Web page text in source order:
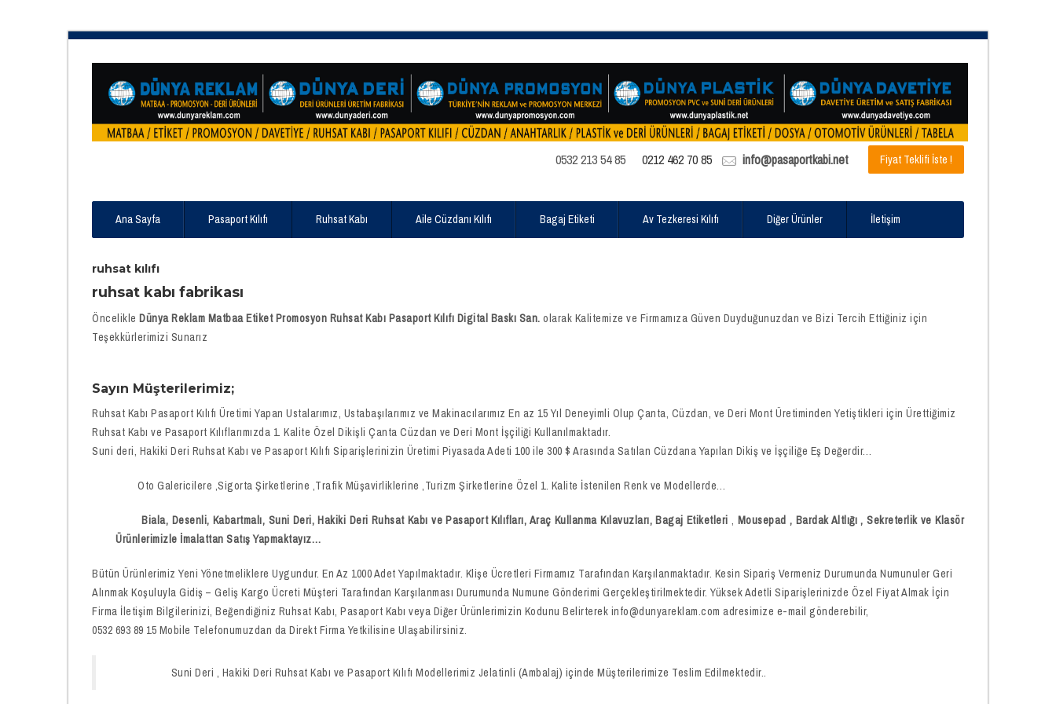
0532 213 54 85 0212 462 70 85 info@pasaportkabi.net Fiyat Teklifi İste !
Ana Sayfa Pasaport Kılıfı Ruhsat Kabı Aile Cüzdanı Kılıfı Bagaj Etiketi Av Tezkeresi Kılıfı Diğer Ürünler İletişim
ruhsat kılıfı
ruhsat kabı fabrikası
Öncelikle Dünya Reklam Matbaa Etiket Promosyon Ruhsat Kabı Pasaport Kılıfı Digital Baskı San. olarak Kalitemize ve Firmamıza Güven Duyduğunuzdan ve Bizi Tercih Ettiğiniz için
Teşekkürlerimizi Sunarız
Sayın Müşterilerimiz;
Ruhsat Kabı Pasaport Kılıfı Üretimi Yapan Ustalarımız, Ustabaşılarımız ve Makinacılarımız En az 15 Yıl Deneyimli Olup Çanta, Cüzdan, ve Deri Mont Üretiminden Yetiştikleri için Ürettiğimiz
Ruhsat Kabı ve Pasaport Kılıflarımızda 1. Kalite Özel Dikişli Çanta Cüzdan ve Deri Mont İşçiliği Kullanılmaktadır.
Suni deri, Hakiki Deri Ruhsat Kabı ve Pasaport Kılıfı Siparişlerinizin Üretimi Piyasada Adeti 100 ile 300 $ Arasında Satılan Cüzdana Yapılan Dikiş ve İşçiliğe Eş Değerdir…
Oto Galericilere ,Sigorta Şirketlerine ,Trafik Müşavirliklerine ,Turizm Şirketlerine Özel 1. Kalite İstenilen Renk ve Modellerde…
Biala, Desenli, Kabartmalı, Suni Deri, Hakiki Deri Ruhsat Kabı ve Pasaport Kılıfları, Araç Kullanma Kılavuzları, Bagaj Etiketleri, Mousepad , Bardak Altlığı , Sekreterlik ve Klasör
Ürünlerimizle İmalattan Satış Yapmaktayız…
Bütün Ürünlerimiz Yeni Yönetmeliklere Uygundur. En Az 1000 Adet Yapılmaktadır. Klişe Ücretleri Firmamız Tarafından Karşılanmaktadır. Kesin Sipariş Vermeniz Durumunda Numunuler Geri
Alınmak Koşuluyla Gidiş – Geliş Kargo Ücreti Müşteri Tarafından Karşılanması Durumunda Numune Gönderimi Gerçekleştirilmektedir. Yüksek Adetli Siparişlerinizde Özel Fiyat Almak İçin
Firma İletişim Bilgilerinizi, Beğendiğiniz Ruhsat Kabı, Pasaport Kabı veya Diğer Ürünlerimizin Kodunu Belirterek info@dunyareklam.com adresimize e-mail gönderebilir,
0532 693 89 15 Mobile Telefonumuzdan da Direkt Firma Yetkilisine Ulaşabilirsiniz.
Suni Deri , Hakiki Deri Ruhsat Kabı ve Pasaport Kılıfı Modellerimiz Jelatinli (Ambalaj) içinde Müşterilerimize Teslim Edilmektedir..